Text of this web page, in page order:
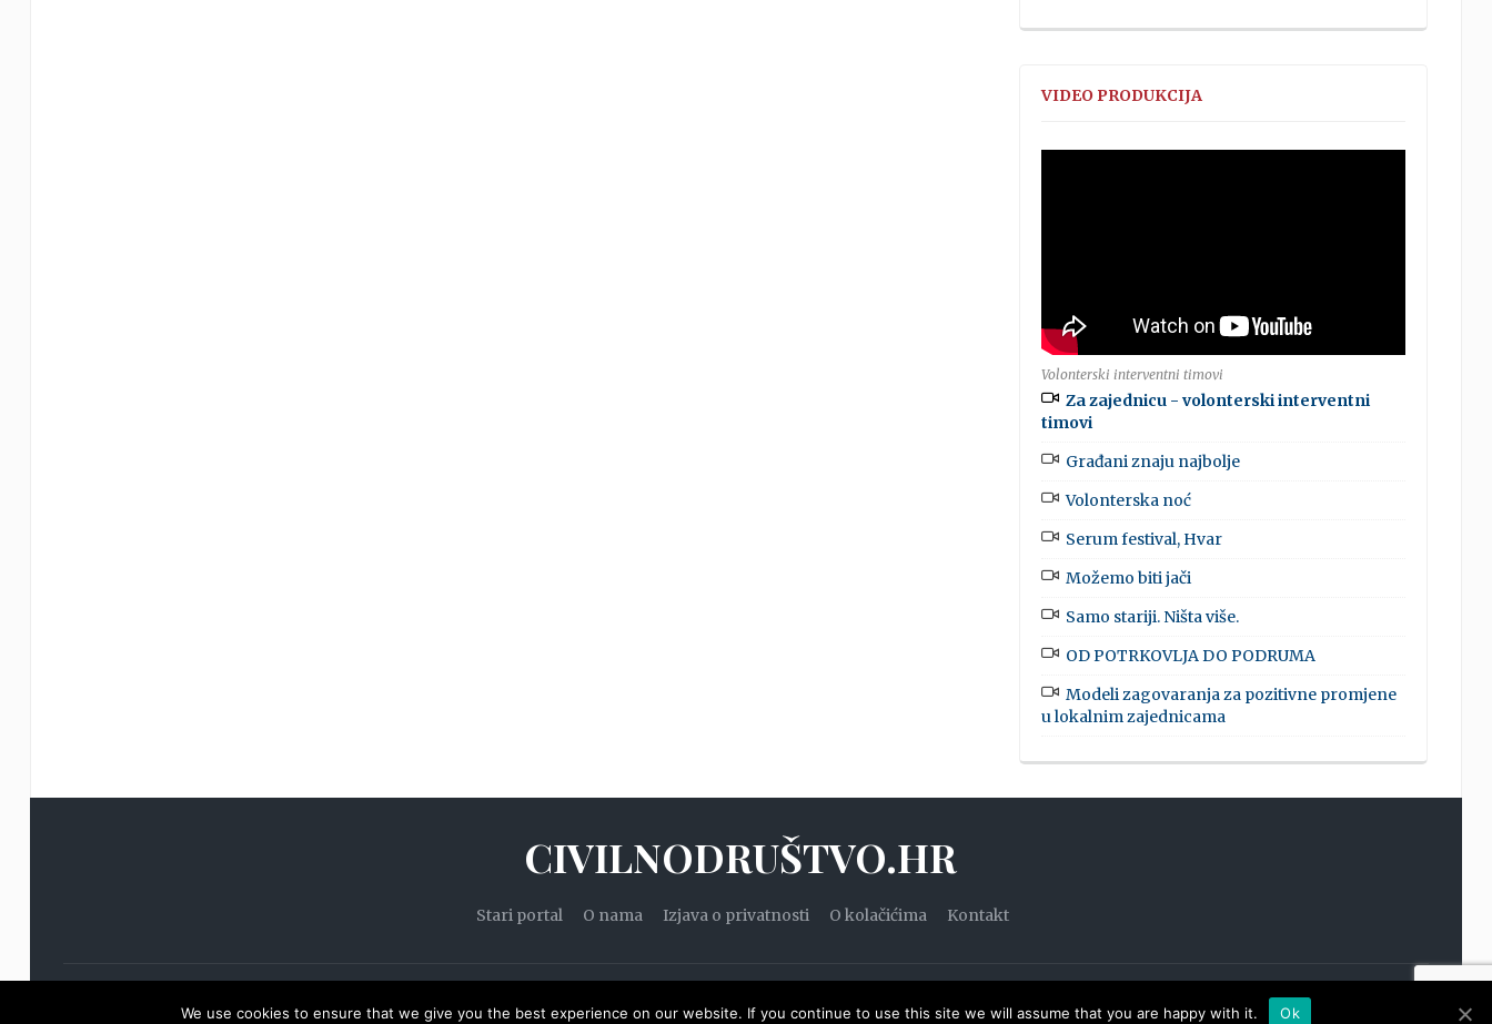
VIDEO PRODUKCIJA
Volonterski interventni timovi
Za zajednicu - volonterski interventni
timovi
Građani znaju najbolje
Volonterska noć
Serum festival, Hvar
Možemo biti jači
Samo stariji. Ništa više.
OD POTRKOVLJA DO PODRUMA
Modeli zagovaranja za pozitivne promjene
u lokalnim zajednicama
CIVILNODRUŠTVO.HR
Stari portal O nama Izjava o privatnosti O kolačićima Kontakt
We use cookies to ensure that we give you the best experience on our website. If you continue to use this site we will assume that you are happy with it. Ok